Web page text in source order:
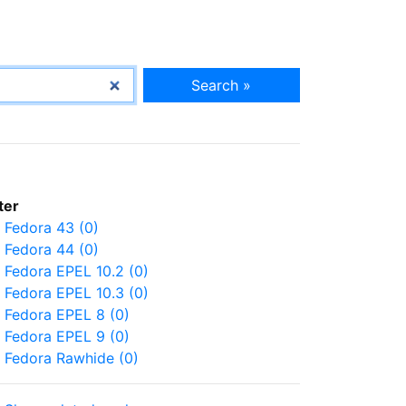
Search »
Fedora 43 (0)
Fedora 44 (0)
Fedora EPEL 10.2 (0)
Fedora EPEL 10.3 (0)
Fedora EPEL 8 (0)
Fedora EPEL 9 (0)
Fedora Rawhide (0)